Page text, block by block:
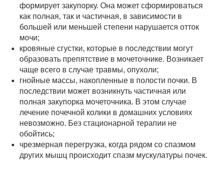
формирует закупорку. Она может сформироваться
как полная, так и частичная, в зависимости в
большей или меньшей степени нарушается отток
мочи;
кровяные сгустки, которые в последствии могут
образовать препятствие в мочеточнике. Возникает
чаще всего в случае травмы, опухоли;
гнойные массы, накопленные в полости почки. В
последствии может возникнуть частичная или
полная закупорка мочеточника. В этом случае
лечение почечной колики в домашних условиях
невозможно. Без стационарной терапии не
обойтись;
чрезмерная перегрузка, когда рядом со спазмом
других мышц происходит спазм мускулатуры почек.